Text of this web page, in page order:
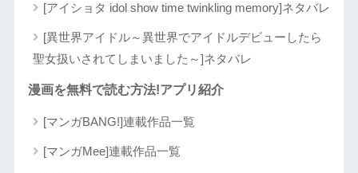
[アイショタ idol show time twinkling memory]ネタバレ
[異世界アイドル～異世界でアイドルデビューしたら
聖女扱いされてしまいました～]ネタバレ
漫画を無料で読む方法!アプリ紹介
[マンガBANG!]連載作品一覧
[マンガMee]連載作品一覧